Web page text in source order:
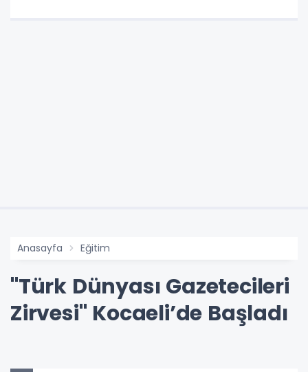
Anasayfa Eğitim
"Türk Dünyası Gazetecileri
Zirvesi" Kocaeli’de Başladı